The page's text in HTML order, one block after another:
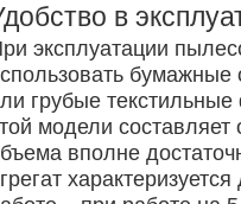
в
эксплуатации
бумажные
грубые
модели
вполне